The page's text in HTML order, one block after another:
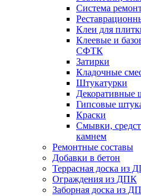
Cистема
Клеи для
Клеевые и
СФТК
Затирки
Кладочные
Штукатурки
Декоративные
Гипсовые
Краски
Смывки,
камнем
Ремонтные составы
Добавки в бетон
Террасная доска из
Ограждения из ДПК
Заборная доска из